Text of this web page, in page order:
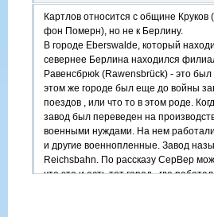
Картлов относится с общине Круков
фон Померн), но не к Берлину.
В городе Eberswalde, который
севернее Берлина находился
Равенсбрюk (Rawensbrück) - это был
этом же городе был еще до войны
поездов , или что то в этом роде.
завод был переведен на
военными нуждами. На нем
и другие военнопленные. Завод
Reichsbahn. По рассказу СерВер
что это и есть тот город , где